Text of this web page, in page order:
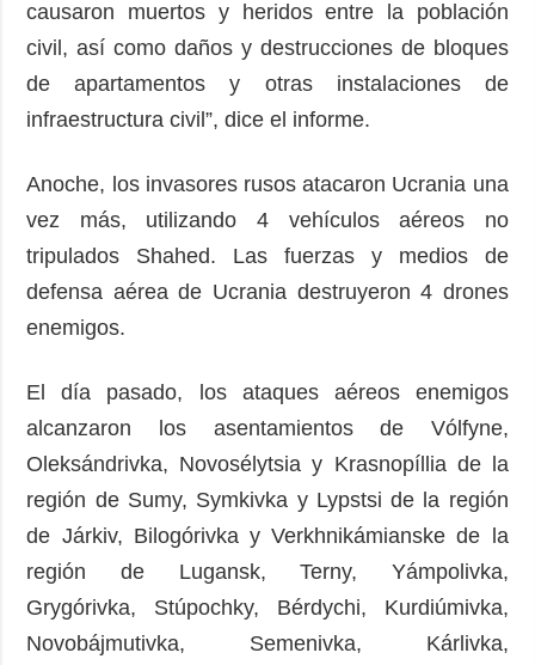
causaron muertos y heridos entre la población
civil, así como daños y destrucciones de bloques
de apartamentos y otras instalaciones de
infraestructura civil”, dice el informe.
Anoche, los invasores rusos atacaron Ucrania una
vez más, utilizando 4 vehículos aéreos no
tripulados Shahed. Las fuerzas y medios de
defensa aérea de Ucrania destruyeron 4 drones
enemigos.
El día pasado, los ataques aéreos enemigos
alcanzaron los asentamientos de Vólfyne,
Oleksándrivka, Novosélytsia y Krasnopíllia de la
región de Sumy, Symkivka y Lypstsi de la región
de Járkiv, Bilogórivka y Verkhnikámianske de la
región de Lugansk, Terny, Yámpolivka,
Grygórivka, Stúpochky, Bérdychi, Kurdiúmivka,
Novobájmutivka, Semenivka, Kárlivka,